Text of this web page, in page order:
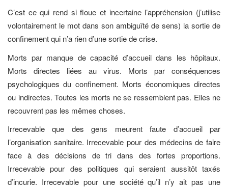
C’est ce qui rend si floue et incertaine l’appréhension (j’utilise
volontairement le mot dans son ambiguïté de sens) la sortie de
confinement qui n’a rien d’une sortie de crise.
Morts par manque de capacité d’accueil dans les hôpitaux.
Morts directes liées au virus. Morts par conséquences
psychologiques du confinement. Morts économiques directes
ou indirectes. Toutes les morts ne se ressemblent pas. Elles ne
recouvrent pas les mêmes choses.
Irrecevable que des gens meurent faute d’accueil par
l’organisation sanitaire. Irrecevable pour des médecins de faire
face à des décisions de tri dans des fortes proportions.
Irrecevable pour des politiques qui seraient aussitôt taxés
d’incurie. Irrecevable pour une société qu’il n’y ait pas une